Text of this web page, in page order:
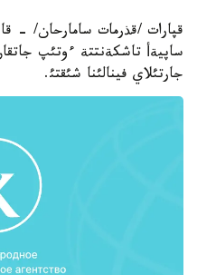
قپارات /قذرمات سامارحان/ -
ساپيةأ تاشكةنتتة ءوتئپ
جارتئلاي فينالئنا شئقتئ.